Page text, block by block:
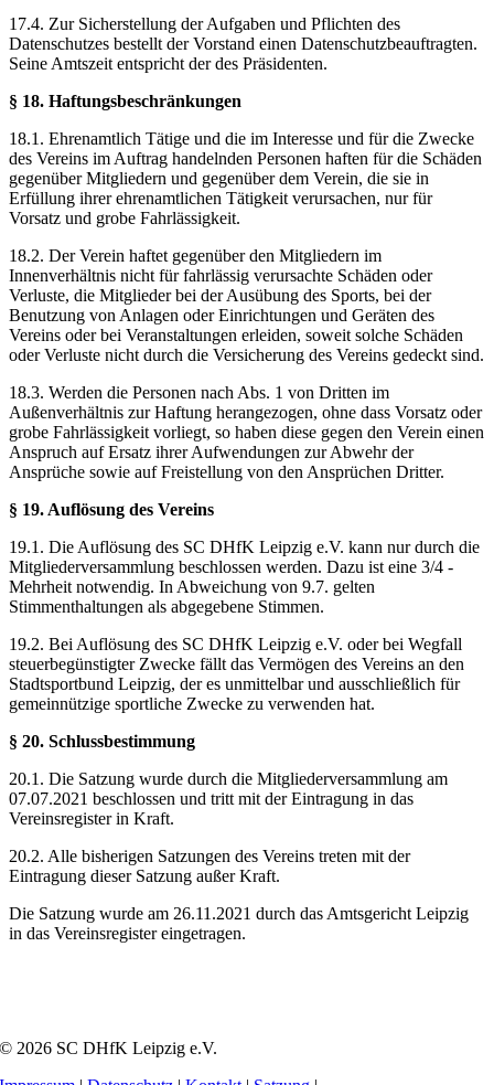
17.4. Zur Sicherstellung der Aufgaben und Pflichten des
Datenschutzes bestellt der Vorstand einen Datenschutzbeauftragten.
Seine Amtszeit entspricht der des Präsidenten.
§ 18. Haftungsbeschränkungen
18.1. Ehrenamtlich Tätige und die im Interesse und für die Zwecke
des Vereins im Auftrag handelnden Personen haften für die Schäden
gegenüber Mitgliedern und gegenüber dem Verein, die sie in
Erfüllung ihrer ehrenamtlichen Tätigkeit verursachen, nur für
Vorsatz und grobe Fahrlässigkeit.
18.2. Der Verein haftet gegenüber den Mitgliedern im
Innenverhältnis nicht für fahrlässig verursachte Schäden oder
Verluste, die Mitglieder bei der Ausübung des Sports, bei der
Benutzung von Anlagen oder Einrichtungen und Geräten des
Vereins oder bei Veranstaltungen erleiden, soweit solche Schäden
oder Verluste nicht durch die Versicherung des Vereins gedeckt sind.
18.3. Werden die Personen nach Abs. 1 von Dritten im
Außenverhältnis zur Haftung herangezogen, ohne dass Vorsatz oder
grobe Fahrlässigkeit vorliegt, so haben diese gegen den Verein einen
Anspruch auf Ersatz ihrer Aufwendungen zur Abwehr der
Ansprüche sowie auf Freistellung von den Ansprüchen Dritter.
§ 19. Auflösung des Vereins
19.1. Die Auflösung des SC DHfK Leipzig e.V. kann nur durch die
Mitgliederversammlung beschlossen werden. Dazu ist eine 3/4 -
Mehrheit notwendig. In Abweichung von 9.7. gelten
Stimmenthaltungen als abgegebene Stimmen.
19.2. Bei Auflösung des SC DHfK Leipzig e.V. oder bei Wegfall
steuerbegünstigter Zwecke fällt das Vermögen des Vereins an den
Stadtsportbund Leipzig, der es unmittelbar und ausschließlich für
gemeinnützige sportliche Zwecke zu verwenden hat.
§ 20. Schlussbestimmung
20.1. Die Satzung wurde durch die Mitgliederversammlung am
07.07.2021 beschlossen und tritt mit der Eintragung in das
Vereinsregister in Kraft.
20.2. Alle bisherigen Satzungen des Vereins treten mit der
Eintragung dieser Satzung außer Kraft.
Die Satzung wurde am 26.11.2021 durch das Amtsgericht Leipzig
in das Vereinsregister eingetragen.
© 2026 SC DHfK Leipzig e.V.